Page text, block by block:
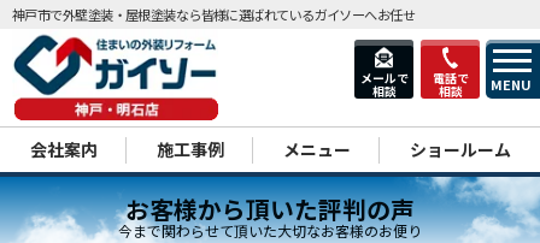
メールで
相談
電話で
相談 MENU
神戸市で外壁塗装・屋根塗装なら皆様に選ばれているガイソーへお任せ
会社案内 施工事例 メニュー ショールーム
お客様から頂いた評判の声
今まで関わらせて頂いた大切なお客様のお便り